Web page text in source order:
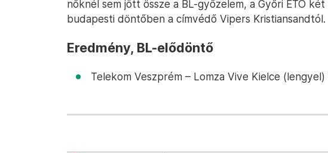
nőknél sem jött össze a BL-győzelem, a Győri ETO
budapesti döntőben a címvédő Vipers Kristiansandtól.
Eredmény, BL-elődöntő
Telekom Veszprém – Lomza Vive Kielce (lengyel)